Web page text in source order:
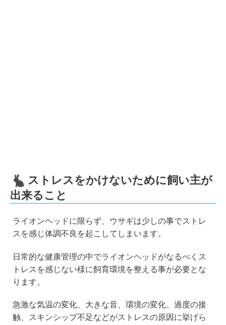
ストレスをかけないために飼い主が
出来ること
ライオンヘッドに限らず、ウサギは少しの事でストレ
スを感じ体調不良を起こしてしまいます。
日常的な健康管理の中でライオンヘッドがなるべくス
トレスを感じない様に飼育環境を整える事が必要とな
ります。
急激な気温の変化、大きな音、環境の変化、過度の接
触、スキンシップ不足などがストレスの原因に挙げら